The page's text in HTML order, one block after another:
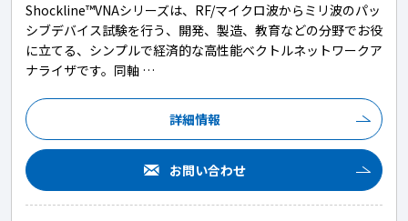
Shockline™VNAシリーズは、RF/マイクロ波からミリ波のパッ
シブデバイス試験を行う、開発、製造、教育などの分野でお役
に立てる、シンプルで経済的な高性能ベクトルネットワークア
ナライザです。同軸 …
詳細情報
お問い合わせ